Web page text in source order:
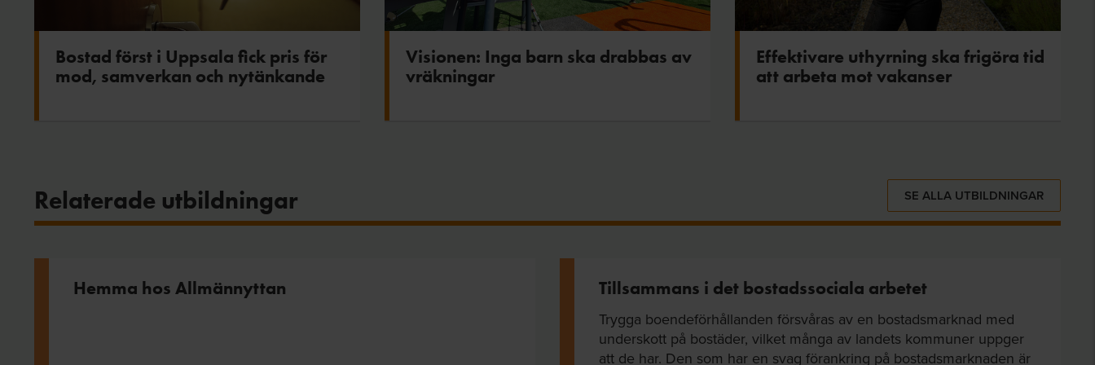
Bostad först i Uppsala fick pris för
mod, samverkan och nytänkande
Visionen: Inga barn ska drabbas av
vräkningar
Effektivare uthyrning ska frigöra tid
att arbeta mot vakanser
Relaterade utbildningar SE ALLA UTBILDNINGAR
Hemma hos Allmännyttan Tillsammans i det bostadssociala arbetet
Trygga boendeförhållanden försvåras av en bostadsmarknad med
underskott på bostäder, vilket många av landets kommuner uppger
att de har. Den som har en svag förankring på bostadsmarknaden är